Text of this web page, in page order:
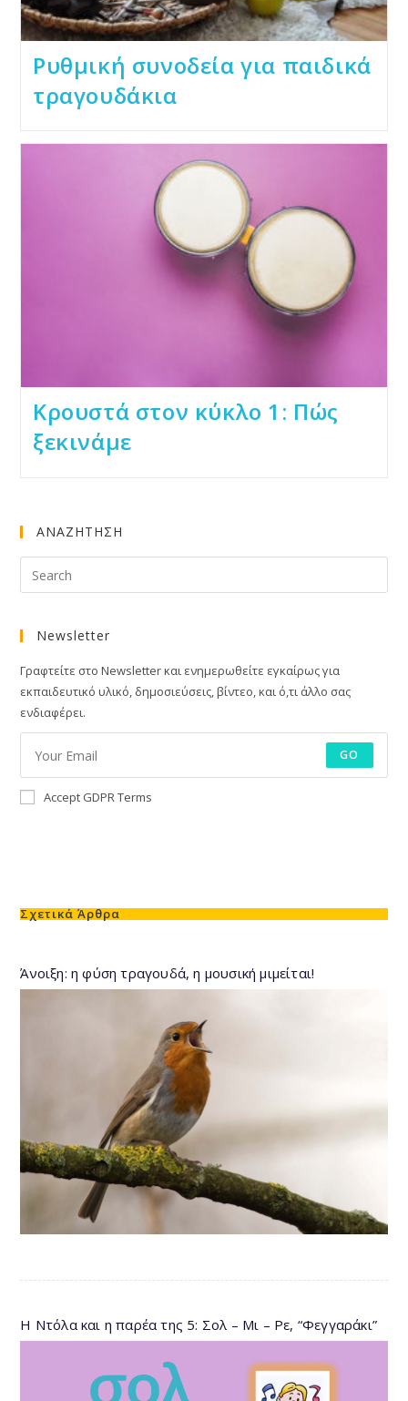
Ρυθμική συνοδεία για παιδικά
τραγουδάκια
Κρουστά στον κύκλο 1: Πώς
ξεκινάμε
ΑΝΑΖΗΤΗΣΗ
Newsletter
Γραφτείτε στο Newsletter και ενημερωθείτε εγκαίρως για
εκπαιδευτικό υλικό, δημοσιεύσεις, βίντεο, και ό,τι άλλο σας
ενδιαφέρει.
GO
Accept GDPR Terms
Σχετικά Άρθρα
Άνοιξη: η φύση τραγουδά, η μουσική μιμείται!
Η Ντόλα και η παρέα της 5: Σολ – Μι – Ρε, “Φεγγαράκι”